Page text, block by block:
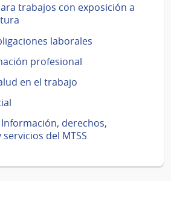
trabajos con exposición a
laborales
profesional
en el trabajo
derechos,
del MTSS